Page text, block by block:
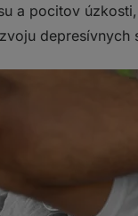
a pocitov
depresívnych